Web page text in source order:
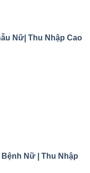
Nữ| Thu Nhập Cao
Nữ | Thu Nhập